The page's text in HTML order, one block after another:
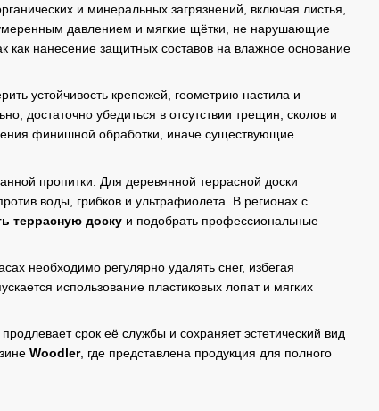
и минеральных загрязнений, включая листья,
давлением и мягкие щётки, не нарушающие
как нанесение защитных составов на влажное основание
устойчивость крепежей, геометрию настила и
достаточно убедиться в отсутствии трещин, сколов и
финишной обработки, иначе существующие
пропитки. Для деревянной террасной доски
воды, грибков и ультрафиолета. В регионах с
террасную доску и подобрать профессиональные
необходимо регулярно удалять снег, избегая
использование пластиковых лопат и мягких
срок её службы и сохраняет эстетический вид
Woodler, где представлена продукция для полного